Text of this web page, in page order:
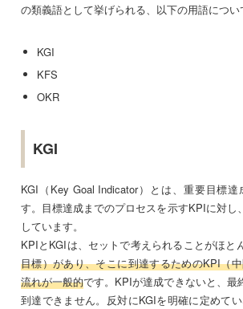
の類義語として挙げられる、以下の用語につい
KGI
KFS
OKR
KGI
KGI（Key Goal Indicator）とは、重要目標
す。目標達成までのプロセスを示すKPIに対し
しています。
KPIとKGIは、セットで考えられることがほと
目標）があり、そこに到達するためのKPI（
流れが一般的です。KPIが達成できないと、最
到達できません。反対にKGIを明確に定めて